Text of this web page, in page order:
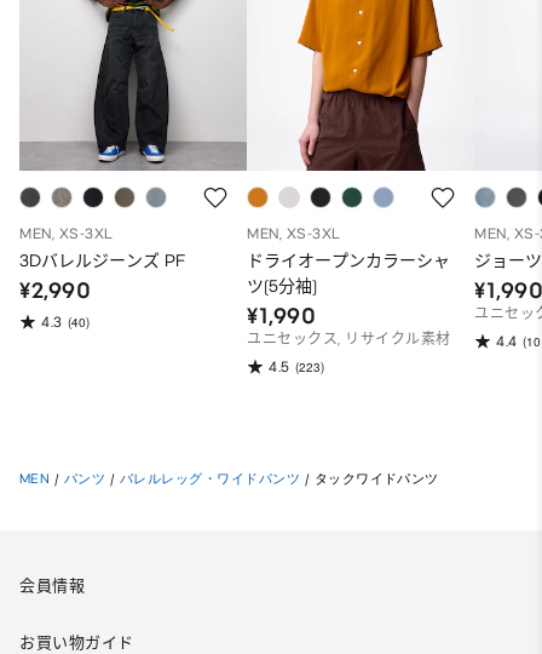
MEN, XS-3XL
3Dバレルジーンズ PF
¥2,990
4.3 (40)
MEN, XS-3XL
ドライオープンカラーシャ
ツ(5分袖)
¥1,990
ユニセックス, リサイクル素材
4.5 (223)
MEN,
ジョーツ
ユニセッ
4.4
MEN / パンツ / バレルレッグ・ワイドパンツ / タックワイドパンツ
会員情報
お買い物ガイド